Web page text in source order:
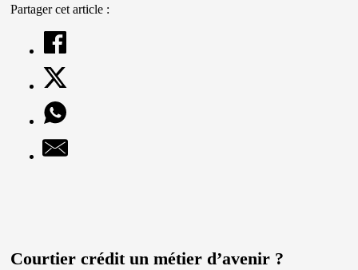
Partager cet article :
Courtier crédit un métier d’avenir ?